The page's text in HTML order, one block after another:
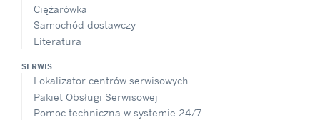
Ciężarówka
Samochód dostawczy
Literatura
SERWIS
Lokalizator centrów serwisowych
Pakiet Obsługi Serwisowej
Pomoc techniczna w systemie 24/7